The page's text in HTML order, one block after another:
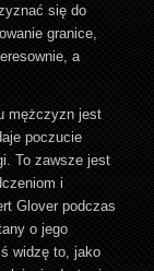
się do
granice,
a
mężczyzn jest
poczucie
To zawsze jest
i
Glover podczas
o jego
widzę to, jako